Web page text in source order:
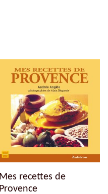
Mes recettes de
Provence